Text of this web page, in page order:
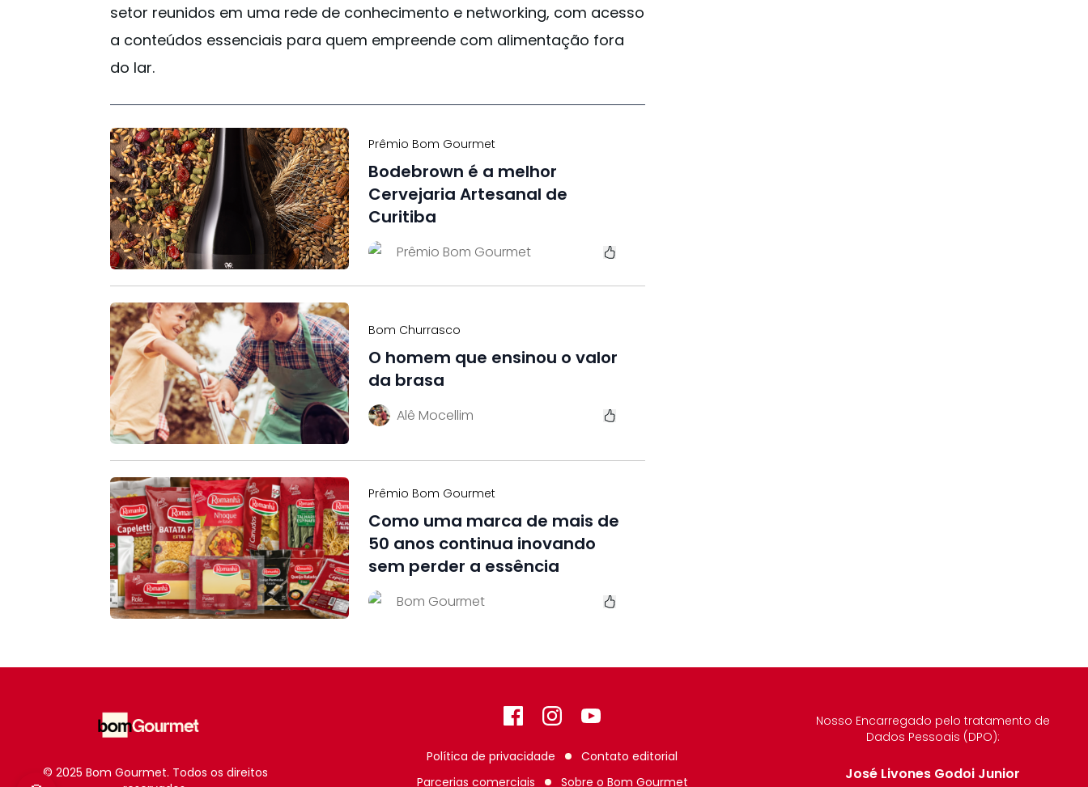
setor reunidos em uma rede de conhecimento e networking, com acesso
a conteúdos essenciais para quem empreende com alimentação fora
do lar.
Prêmio Bom Gourmet
Bodebrown é a melhor
Cervejaria Artesanal de
Curitiba
Prêmio Bom Gourmet
Bom Churrasco
O homem que ensinou o valor
da brasa
Alê Mocellim
Prêmio Bom Gourmet
Como uma marca de mais de
50 anos continua inovando
sem perder a essência
Bom Gourmet
© 2025 Bom Gourmet. Todos os direitos
FacebookInstagram
GitHub
Política de privacidade
Contato editorial
Parcerias comerciais
Sobre o Bom Gourmet
Nosso Encarregado pelo tratamento de
Dados Pessoais (DPO):
José Livones Godoi Junior